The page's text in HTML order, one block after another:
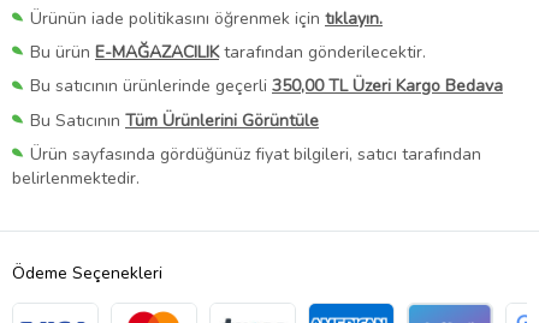
Ürünün iade politikasını öğrenmek için tıklayın.
Bu ürün E-MAĞAZACILIKtarafından gönderilecektir.
Bu satıcının ürünlerinde geçerli 350,00 TL Üzeri Kargo Bedava
Bu Satıcının Tüm Ürünlerini Görüntüle
Ürün sayfasında gördüğünüz fiyat bilgileri, satıcı tarafından
belirlenmektedir.
Ödeme Seçenekleri